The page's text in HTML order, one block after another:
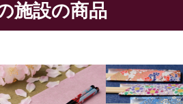
施設の商品